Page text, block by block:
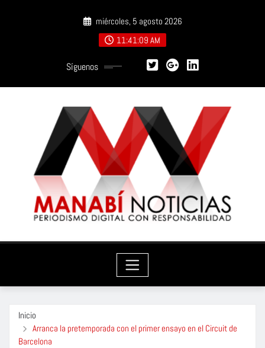
miércoles, 5 agosto 2026
11:41:10 AM
Síguenos
Inicio
Arranca la pretemporada con el primer ensayo en el Circuit de
Barcelona